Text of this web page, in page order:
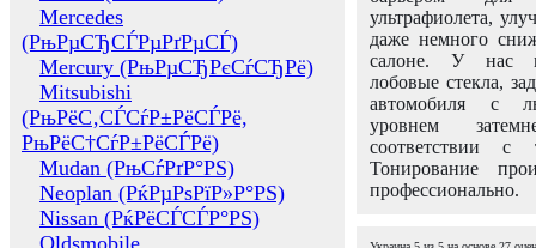
Mercedes
(РњРµСЂСЃРµРґРµСЃ)
Mercury (РњРµСЂРєСѓСЂРё)
Mitsubishi
(РњРёС‚СЃСѓР±РёСЃРё,
РњРёС†СѓР±РёСЃРё)
Mudan (РњСѓРґР°РЅ)
Neoplan (РќРµРѕРїР»Р°РЅ)
Nissan (РќРёСЃСЃР°РЅ)
Oldsmobile
ультрафиолета,
даже немного
салоне. У нас
лобовые стекла,
автомобиля с
уровнем
соответствии с
Тонирование
профессионально.